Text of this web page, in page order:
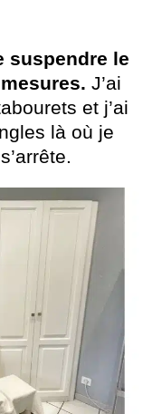
suspendre le
J’ai
et j’ai
là où je